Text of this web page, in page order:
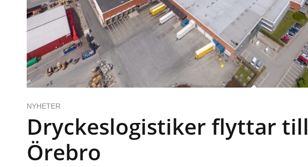
NYHETER
Dryckeslogistiker flyttar till
Örebro